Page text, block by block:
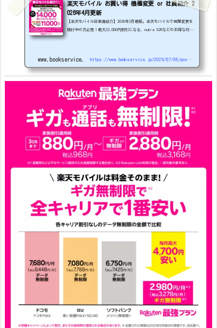
楽天モバイル お買い得 機種変更 or 社員紹介 2
026年4月更新
【楽天モバイル従業員紹介】2026年2月最新。楽天モバイルで機種変更を
検討中の方必見！最大22,000円割引になる、nubia S2Rなどのお得な対象
arrows We2 1円 arrows We2 Plus #1円
www.bookservice.jp https://www.bookservice.jp/2025/07/06/post-48181